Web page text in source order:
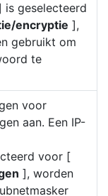
is geselecteerd
encryptie ],
gebruikt om
te
voor
aan. Een IP-
voor [
], worden